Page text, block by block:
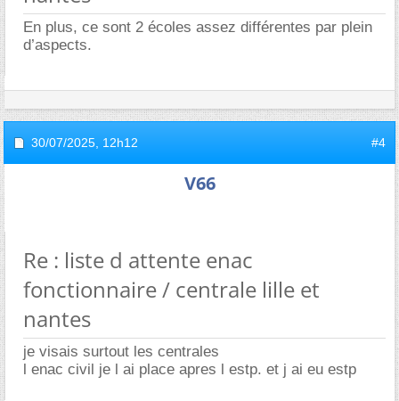
En plus, ce sont 2 écoles assez différentes par plein
d’aspects.
30/07/2025, 12h12 #4
V66
Re : liste d attente enac
fonctionnaire / centrale lille et
nantes
je visais surtout les centrales
l enac civil je l ai place apres l estp. et j ai eu estp